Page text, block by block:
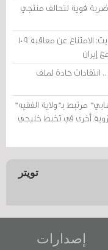
قوية لتحالف منتجي
محكمة «أمن الدولة» في الكويت: الامتناع عن معاقبة 109
حادة لملف
مرتبط بـ"ولاية الفقيه"
أخرى في تخبط خليجي
تويتر
إصدارات